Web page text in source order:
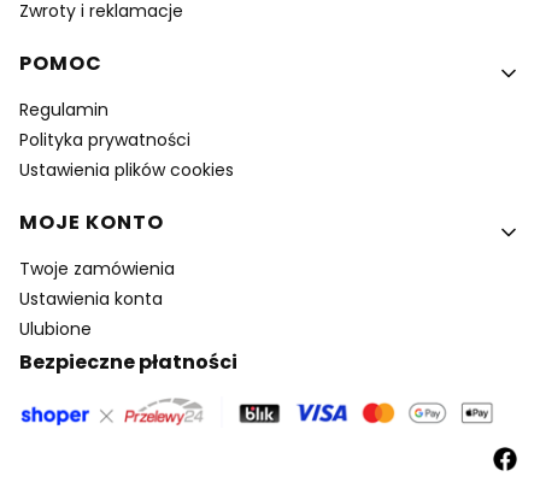
Zwroty i reklamacje
POMOC
Regulamin
Polityka prywatności
Ustawienia plików cookies
MOJE KONTO
Twoje zamówienia
Ustawienia konta
Ulubione
Bezpieczne płatności